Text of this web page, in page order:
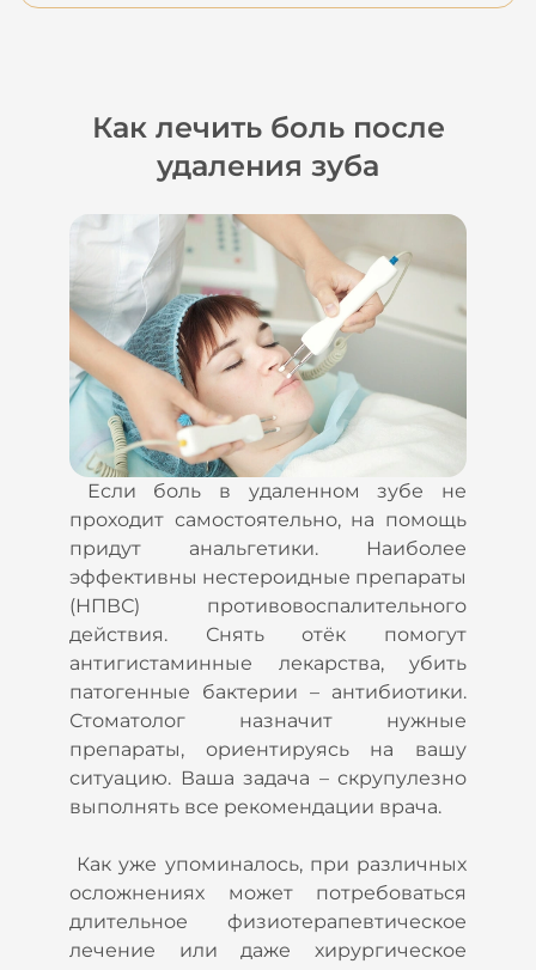
Как лечить боль после
удаления зуба
Если боль в удаленном зубе не
проходит самостоятельно, на помощь
придут анальгетики. Наиболее
эффективны нестероидные препараты
(НПВС) противовоспалительного
действия. Снять отёк помогут
антигистаминные лекарства, убить
патогенные бактерии – антибиотики.
Стоматолог назначит нужные
препараты, ориентируясь на вашу
ситуацию. Ваша задача – скрупулезно
выполнять все рекомендации врача.
Как уже упоминалось, при различных
осложнениях может потребоваться
длительное физиотерапевтическое
лечение или даже хирургическое